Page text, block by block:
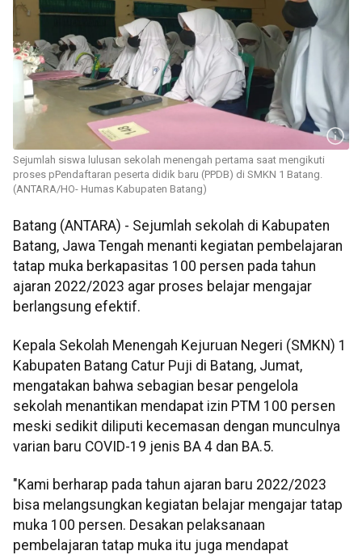
Sejumlah siswa lulusan sekolah menengah pertama saat mengikuti
proses pPendaftaran peserta didik baru (PPDB) di SMKN 1 Batang.
(ANTARA/HO- Humas Kabupaten Batang)
Batang (ANTARA) - Sejumlah sekolah di Kabupaten
Batang, Jawa Tengah menanti kegiatan pembelajaran
tatap muka berkapasitas 100 persen pada tahun
ajaran 2022/2023 agar proses belajar mengajar
berlangsung efektif.
Kepala Sekolah Menengah Kejuruan Negeri (SMKN) 1
Kabupaten Batang Catur Puji di Batang, Jumat,
mengatakan bahwa sebagian besar pengelola
sekolah menantikan mendapat izin PTM 100 persen
meski sedikit diliputi kecemasan dengan munculnya
varian baru COVID-19 jenis BA 4 dan BA.5.
"Kami berharap pada tahun ajaran baru 2022/2023
bisa melangsungkan kegiatan belajar mengajar tatap
muka 100 persen. Desakan pelaksanaan
pembelajaran tatap muka itu juga mendapat